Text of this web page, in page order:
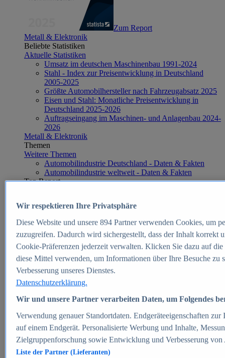
Zum Report
Metall & Elektronik
Beliebte Statistiken
Aktuelle Statistiken
Umsatz im deutschen Maschinenbau 1991-2024
Stahl - Index zur Preisentwicklung in Deutschland
2005-2025
Größte Automobilhersteller nach Fahrzeugabsatz 2025
Eisen und Stahl: Monatliche Preisentwicklung in
Deutschland 2025-2026
Auftragseingang im Maschinen- und Anlagenbau 2024-
2026
Metall & Elektronik
Themen
Weitere Themen
Automobilindustrie Deutschland - Daten & Fakten
Automobilindustrie weltweit - Daten & Fakten
Top Report
Zum Report
E-commerce
Beliebte Statistiken
Aktuelle Statistiken
E-Commerce - Entwicklung des Umsatzes in
Deutschland 1999-2025
Umsatz von Amazon in Deutschland und weltweit
2010-2025
B2C-E-Commerce: Top-50 Online Shops in
Deutschland 2024
Marktanteile von Online-Zahlungsverfahren in
Deutschland 2024
Umsatzstarke Warengruppen im Online-Handel in
Deutschland 2023-2025
Wir respektieren Ihre Privatsphäre
Diese Website und unsere 894Partner verwenden Cookies, um
zuzugreifen. Dadurch wird sichergestellt, dass der Inhalt korrekt
Cookie-Präferenzen jederzeit verwalten. Klicken Sie dazu auf
diese Mittel verwenden, um Informationen über Ihre Besuche
Verbesserung unseres Dienstes.
Datenschutzerklärung.
Wir und unsere Partner verarbeiten Daten, um Folgendes
Verwendung genauer Standortdaten. Endgeräteeigenschaften
auf einem Endgerät. Personalisierte Werbung und Inhalte,
Zielgruppenforschung sowie Entwicklung und Verbesserung von
Liste der Partner (Lieferanten)